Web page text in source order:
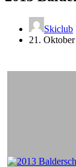
Skiclub
21.